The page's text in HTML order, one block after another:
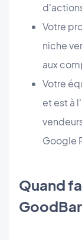
Votre
niche
aux
Votre
et est à
Google
Quand